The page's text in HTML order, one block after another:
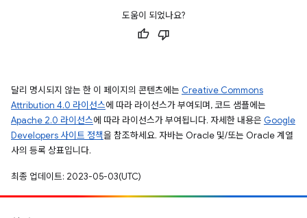
도움이 되었나요?
달리 명시되지 않는 한 이 페이지의 콘텐츠에는 Creative Commons
Attribution 4.0 라이선스에 따라 라이선스가 부여되며, 코드 샘플에는
Apache 2.0 라이선스에 따라 라이선스가 부여됩니다. 자세한 내용은 Google
Developers 사이트 정책을 참조하세요. 자바는 Oracle 및/또는 Oracle 계열
사의 등록 상표입니다.
최종 업데이트: 2023-05-03(UTC)